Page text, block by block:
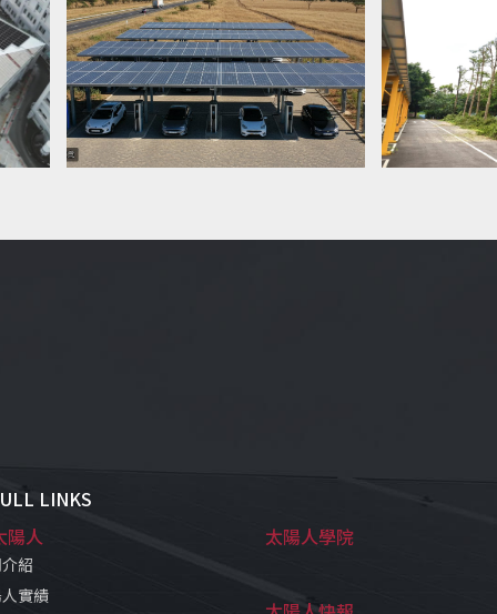
LINKS
陽人
紹
實績
太陽人學院